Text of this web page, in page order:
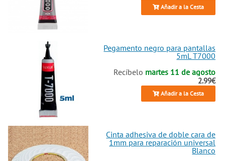
Añadir a la Cesta
Pegamento negro para pantallas
5mL T7000
Recíbelo martes 11 de agosto
2.99€
Añadir a la Cesta
Cinta adhesiva de doble cara de
1mm para reparación universal
Blanco